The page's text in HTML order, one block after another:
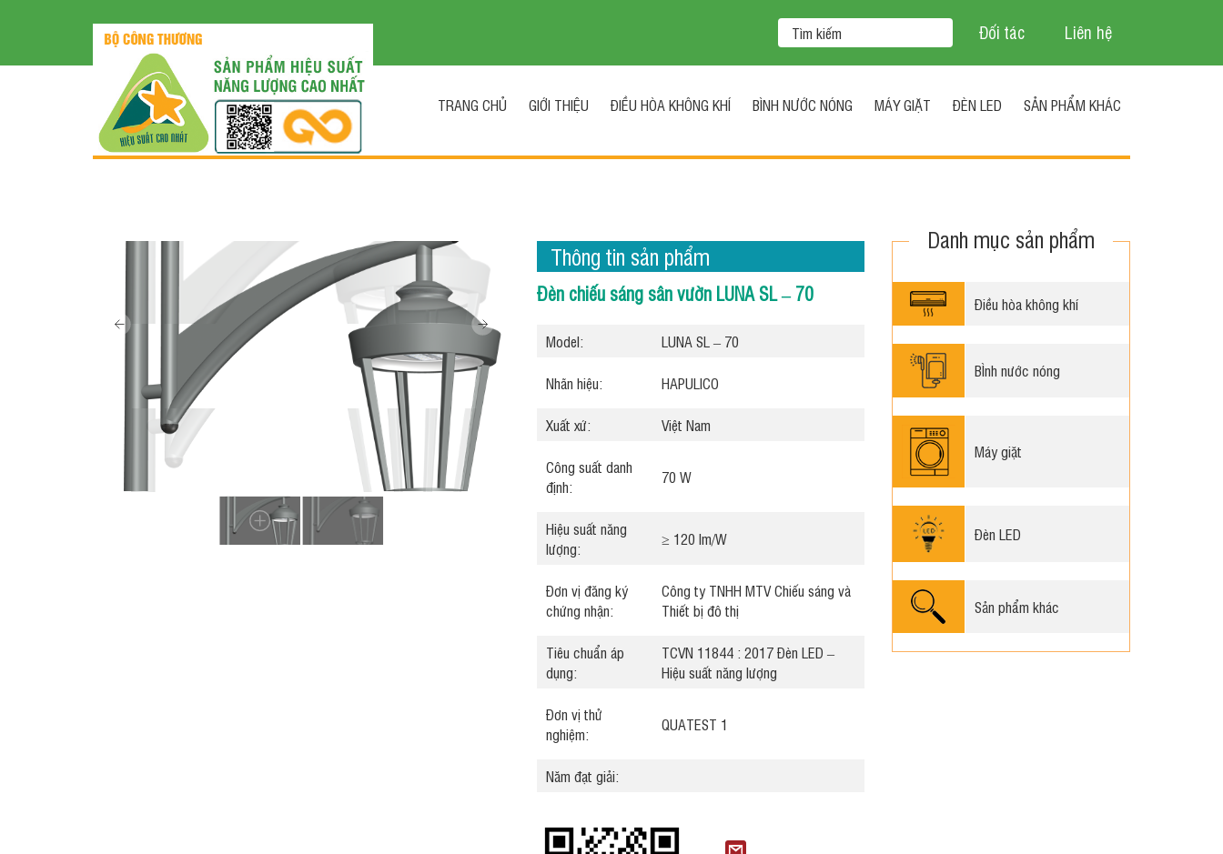
Đối tác Liên hệ
TRANG CHỦ GIỚI THIỆU ĐIỀU HÒA KHÔNG KHÍ BÌNH NƯỚC NÓNG MÁY GIẶT ĐÈN LED SẢN PHẨM KHÁC
Thông tin sản phẩm
Đèn chiếu sáng sân vườn LUNA SL – 70
Model: LUNA SL – 70
Nhãn hiệu: HAPULICO
Xuất xứ: Việt Nam
Công suất danh
định:
70 W
Hiệu suất năng
lượng:
≥ 120 lm/W
Đơn vị đăng ký
chứng nhận:
Công ty TNHH MTV Chiếu sáng và
Thiết bị đô thị
Tiêu chuẩn áp
dụng:
TCVN 11844 : 2017 Đèn LED –
Hiệu suất năng lượng
Đơn vị thử
nghiệm:
QUATEST 1
Năm đạt giải:
Danh mục sản phẩm
Điều hòa không khí
BÌnh nước nóng
Máy giặt
Đèn LED
Sản phẩm khác